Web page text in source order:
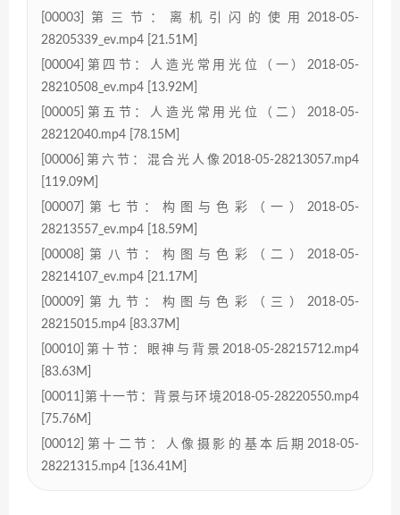
[00003]第三节：离机引闪的使用2018-05-
28205339_ev.mp4 [21.51M]
[00004]第四节：人造光常用光位（一）2018-05-
28210508_ev.mp4 [13.92M]
[00005]第五节：人造光常用光位（二）2018-05-
28212040.mp4 [78.15M]
[00006]第六节：混合光人像2018-05-28213057.mp4
[119.09M]
[00007]第七节：构图与色彩（一）2018-05-
28213557_ev.mp4 [18.59M]
[00008]第八节：构图与色彩（二）2018-05-
28214107_ev.mp4 [21.17M]
[00009]第九节：构图与色彩（三）2018-05-
28215015.mp4 [83.37M]
[00010]第十节：眼神与背景2018-05-28215712.mp4
[83.63M]
[00011]第十一节：背景与环境2018-05-28220550.mp4
[75.76M]
[00012]第十二节：人像摄影的基本后期2018-05-
28221315.mp4 [136.41M]